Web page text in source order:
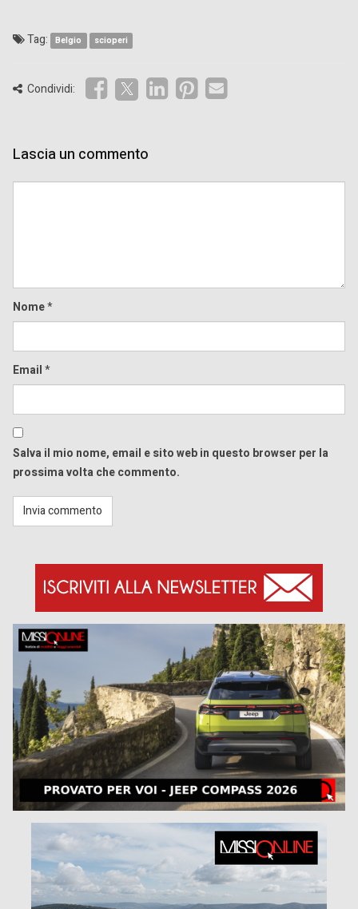
Tag: Belgio scioperi
Condividi:
Lascia un commento
Nome*
Email*
Salva il mio nome, email e sito web in questo browser per la
prossima volta che commento.